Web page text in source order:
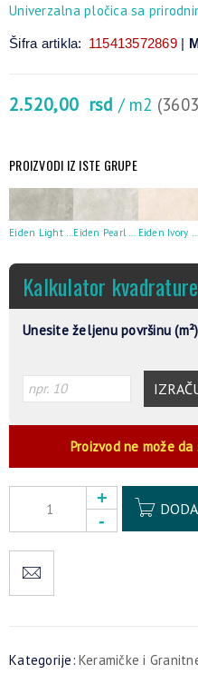
Univerzalna pločica sa
Šifra artikla: 115413572869|
2.520,00 rsd / m2
PROIZVODI IZ ISTE GRUPE
Kalkulator kvadrature
Unesite željenu površinu
Proizvod ne može
Kategorije: Keramičke i